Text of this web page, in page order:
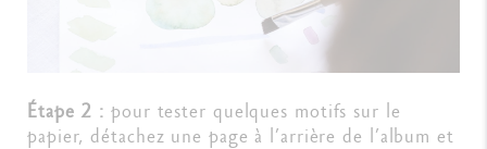
Étape 2 : pour tester quelques motifs sur le
papier, détachez une page à l’arrière de l’album et